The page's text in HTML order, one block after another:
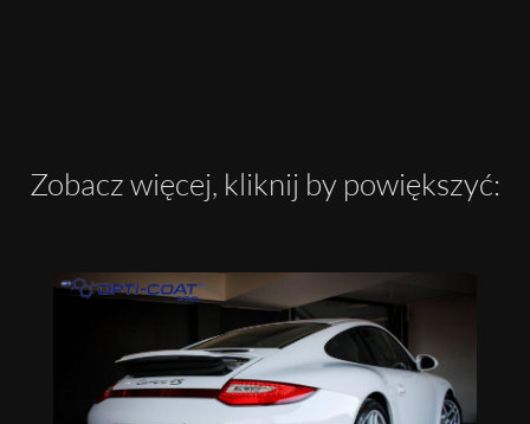
Zobacz więcej, kliknij by powiększyć: